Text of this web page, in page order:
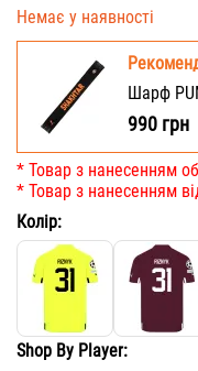
Немає у наявності
Шарф
990 грн
* Товар з нанесенням
* Товар з нанесенням
Колір:
Shop By Player: